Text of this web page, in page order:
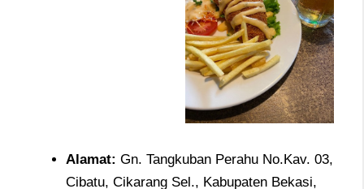
Alamat: Gn. Tangkuban Perahu No.Kav. 03,
Cibatu, Cikarang Sel., Kabupaten Bekasi,